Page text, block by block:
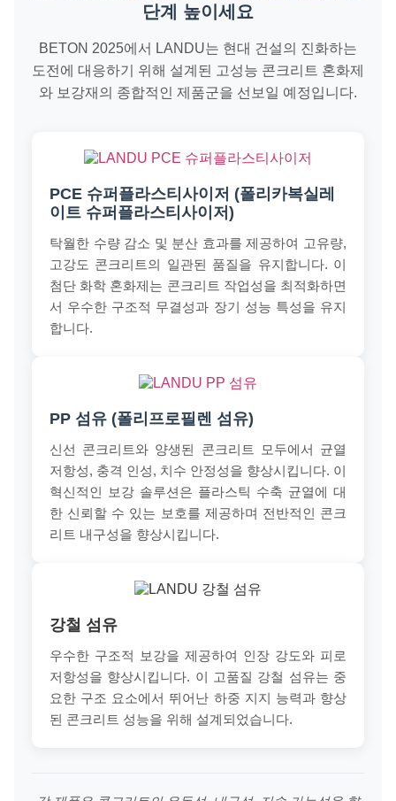
단계 높이세요
BETON 2025에서 LANDU는 현대 건설의 진화하는
도전에 대응하기 위해 설계된 고성능 콘크리트 혼화제
와 보강재의 종합적인 제품군을 선보일 예정입니다.
PCE 슈퍼플라스티사이저 (폴리카복실레
이트 슈퍼플라스티사이저)
탁월한 수량 감소 및 분산 효과를 제공하여 고유량,
고강도 콘크리트의 일관된 품질을 유지합니다. 이
첨단 화학 혼화제는 콘크리트 작업성을 최적화하면
서 우수한 구조적 무결성과 장기 성능 특성을 유지
합니다.
PP 섬유 (폴리프로필렌 섬유)
신선 콘크리트와 양생된 콘크리트 모두에서 균열
저항성, 충격 인성, 치수 안정성을 향상시킵니다. 이
혁신적인 보강 솔루션은 플라스틱 수축 균열에 대
한 신뢰할 수 있는 보호를 제공하며 전반적인 콘크
리트 내구성을 향상시킵니다.
강철 섬유
우수한 구조적 보강을 제공하여 인장 강도와 피로
저항성을 향상시킵니다. 이 고품질 강철 섬유는 중
요한 구조 요소에서 뛰어난 하중 지지 능력과 향상
된 콘크리트 성능을 위해 설계되었습니다.